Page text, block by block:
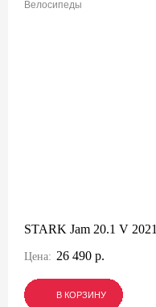
Велосипеды
STARK Jam 20.1 V 2021
Цена: 26 490 р.
В КОРЗИНУ
В КОРЗИНУ
В КОРЗИНУ